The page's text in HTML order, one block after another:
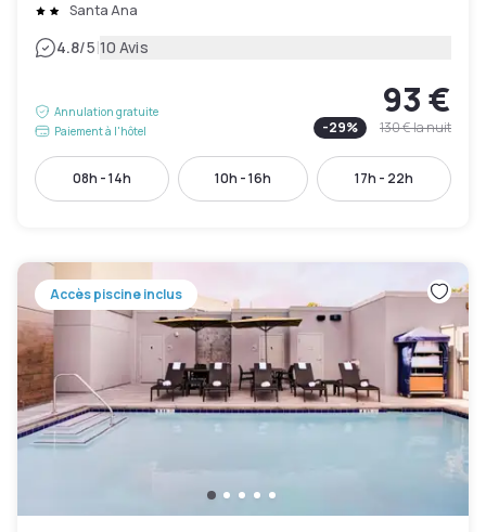
Santa Ana
4.8/5|10 Avis
Annulation gratuite
Paiement à l'hôtel
93 €
-29% 130 €la nuit
08h - 14h 10h - 16h 17h - 22h
Accès piscine inclus